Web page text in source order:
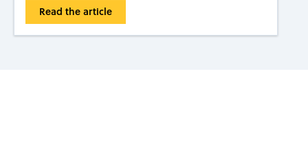
Read the article